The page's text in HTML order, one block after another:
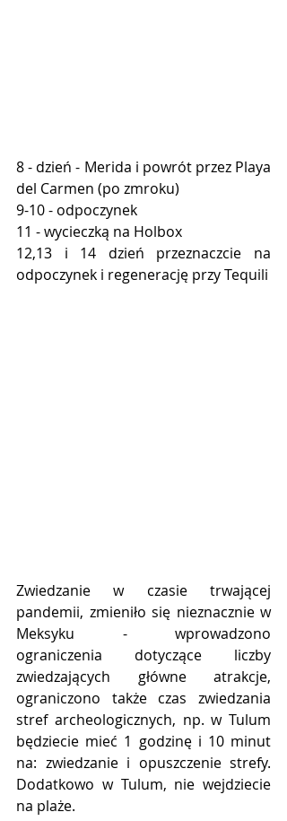
8 - dzień - Merida i powrót przez Playa
del Carmen (po zmroku)
9-10 - odpoczynek
11 - wycieczką na Holbox
12,13 i 14 dzień przeznaczcie na
Zwiedzanie w czasie trwającej
pandemii, zmieniło się nieznacznie w
Meksyku - wprowadzono
ograniczenia dotyczące liczby
zwiedzających główne atrakcje,
ograniczono także czas zwiedzania
stref archeologicznych, np. w Tulum
będziecie mieć 1 godzinę i 10 minut
na: zwiedzanie i opuszczenie strefy.
Dodatkowo w Tulum, nie wejdziecie
na plaże.